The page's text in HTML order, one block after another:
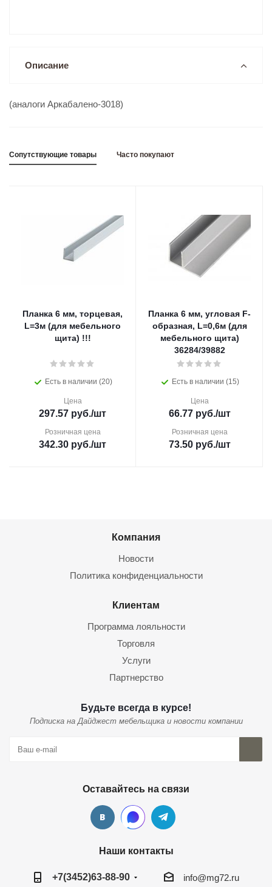
Описание
(аналоги Аркабалено-3018)
Сопутствующие товары Часто покупают
Планка 6 мм, торцевая,
L=3м (для мебельного
щита) !!!
Есть в наличии (20)
Цена
297.57 руб./шт
Розничная цена
342.30 руб./шт
Планка 6 мм, угловая F-
образная, L=0,6м (для
мебельного щита)
36284/39882
Есть в наличии (15)
Цена
66.77руб./шт
Розничная цена
73.50руб./шт
Компания
Новости
Политика конфиденциальности
Клиентам
Программа лояльности
Торговля
Услуги
Партнерство
Будьте всегда в курсе!
Подписка на Дайджест мебельщика и новости компании
Оставайтесь на связи
Наши контакты
+7(3452)63-88-90 info@mg72.ru